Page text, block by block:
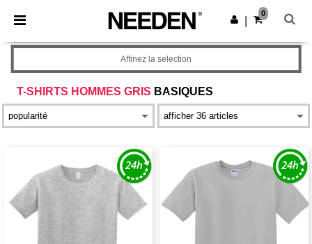
× Appli Needen
Meilleurs prix sur l’app !
Obtenir l'appli
0
T-SHIRTS HOMMES GRIS BASIQUES
Affinez la selection